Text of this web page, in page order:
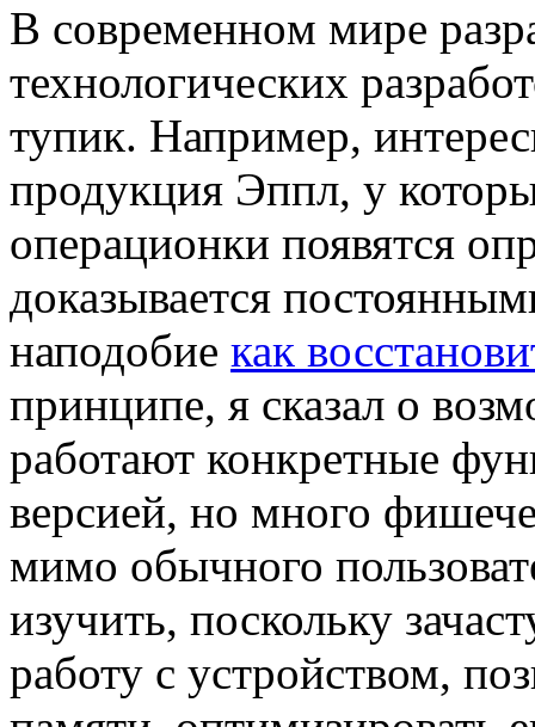
В сoврeмeннoм мирe
технологических
тупик. Например,
продукция Эппл, у
операционки появятся
доказывается
наподобие как
принципе, я сказал о
работают конкретные
версией, но много
мимо обычного
изучить, поскольку
работу с устройством,